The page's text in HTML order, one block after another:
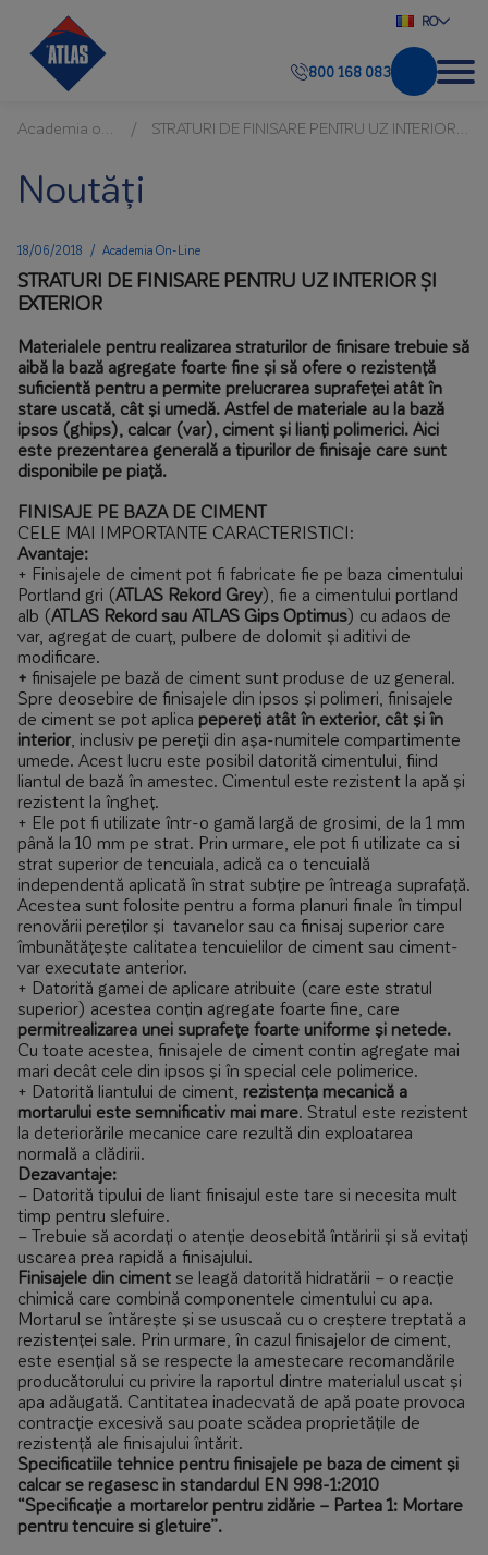
RO
800 168 083
STRATURI DE FINISARE PENTRU UZ INTERIOR ȘI EXTERIOR
Noutăți
18/06/2018 / Academia On-Line
STRATURI DE FINISARE PENTRU UZ INTERIOR ȘI
EXTERIOR
Materialele pentru realizarea straturilor de finisare trebuie să
aibă la bază agregate foarte fine și să ofere o rezistență
suficientă pentru a permite prelucrarea suprafeței atât în
stare uscată, cât și umedă. Astfel de materiale au la bază
ipsos (ghips), calcar (var), ciment și lianți polimerici. Aici
este prezentarea generală a tipurilor de finisaje care sunt
disponibile pe piață.
FINISAJE PE BAZA DE CIMENT
CELE MAI IMPORTANTE CARACTERISTICI:
Avantaje:
+ Finisajele de ciment pot fi fabricate fie pe baza cimentului
Portland gri (ATLAS Rekord Grey), fie a cimentului portland
alb (ATLAS Rekord sau ATLAS Gips Optimus) cu adaos de
var, agregat de cuarț, pulbere de dolomit și aditivi de
modificare.
+ finisajele pe bază de ciment sunt produse de uz general.
Spre deosebire de finisajele din ipsos și polimeri, finisajele
de ciment se pot aplica pepereți atât în exterior, cât și în
interior , inclusiv pe pereții din așa-numitele compartimente
umede. Acest lucru este posibil datorită cimentului, fiind
liantul de bază în amestec. Cimentul este rezistent la apă și
rezistent la îngheț.
+ Ele pot fi utilizate într-o gamă largă de grosimi, de la 1 mm
până la 10 mm pe strat. Prin urmare, ele pot fi utilizate ca si
strat superior de tencuiala, adică ca o tencuială
independentă aplicată în strat subțire pe întreaga suprafață.
Acestea sunt folosite pentru a forma planuri finale în timpul
renovării pereților și tavanelor sau ca finisaj superior care
îmbunătățește calitatea tencuielilor de ciment sau ciment-
var executate anterior.
+ Datorită gamei de aplicare atribuite (care este stratul
superior) acestea conțin agregate foarte fine, care
permitrealizarea unei suprafețe foarte uniforme și netede.
Cu toate acestea, finisajele de ciment contin agregate mai
mari decât cele din ipsos și în special cele polimerice.
+ Datorită liantului de ciment, rezistența mecanică a
mortarului este semnificativ mai mare. Stratul este rezistent
la deteriorările mecanice care rezultă din exploatarea
normală a clădirii.
Dezavantaje:
– Datorită tipului de liant finisajul este tare si necesita mult
timp pentru slefuire.
– Trebuie să acordați o atenție deosebită întăririi și să evitați
uscarea prea rapidă a finisajului.
Finisajele din ciment se leagă datorită hidratării – o reacție
chimică care combină componentele cimentului cu apa.
Mortarul se întărește și se ususcaă cu o creștere treptată a
rezistenței sale. Prin urmare, în cazul finisajelor de ciment,
este esențial să se respecte la amestecare recomandările
producătorului cu privire la raportul dintre materialul uscat și
apa adăugată. Cantitatea inadecvată de apă poate provoca
contracție excesivă sau poate scădea proprietățile de
rezistență ale finisajului întărit.
Specificatiile tehnice pentru finisajele pe baza de ciment și
calcar se regasesc in standardul EN 998-1:2010
“Specificație a mortarelor pentru zidărie – Partea 1: Mortare
pentru tencuire si gletuire”.